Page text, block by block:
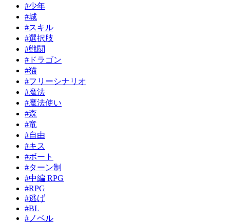
#少年
#城
#スキル
#選択肢
#戦闘
#ドラゴン
#猫
#フリーシナリオ
#魔法
#魔法使い
#森
#竜
#自由
#キス
#ボート
#ターン制
#中編 RPG
#RPG
#逃げ
#BL
#ノベル